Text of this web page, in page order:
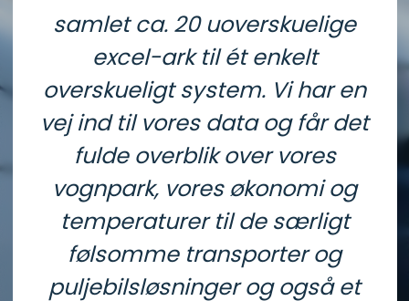
samlet ca. 20 uoverskuelige
excel-ark til ét enkelt
overskueligt system. Vi har en
vej ind til vores data og får det
fulde overblik over vores
vognpark, vores økonomi og
temperaturer til de særligt
følsomme transporter og
puljebilsløsninger og også et